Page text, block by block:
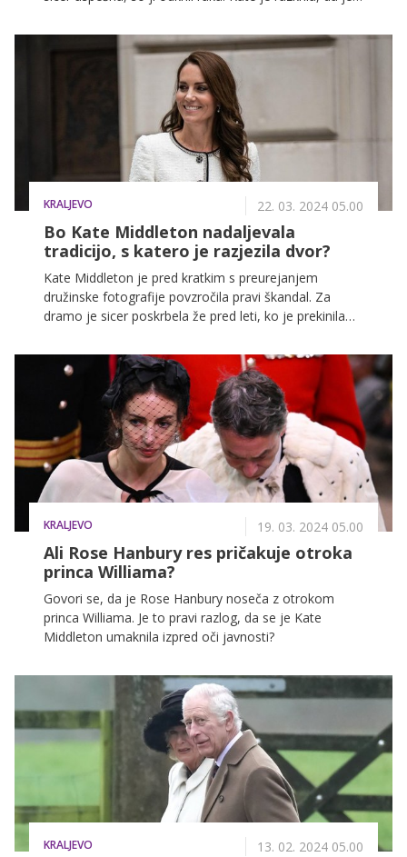
družini, zato so potrebovali nekaj časa zase.
KRALJEVO 22. 03. 2024 05.00
Bo Kate Middleton nadaljevala
tradicijo, s katero je razjezila dvor?
Kate Middleton je pred kratkim s preurejanjem
družinske fotografije povzročila pravi škandal. Za
dramo je sicer poskrbela že pred leti, ko je prekinila
princa Georgea za njegov 10. rojstni dan.
KRALJEVO 19. 03. 2024 05.00
Ali Rose Hanbury res pričakuje otroka
princa Williama?
Govori se, da je Rose Hanbury noseča z otrokom
princa Williama. Je to pravi razlog, da se je Kate
Middleton umaknila izpred oči javnosti?
KRALJEVO 13. 02. 2024 05.00